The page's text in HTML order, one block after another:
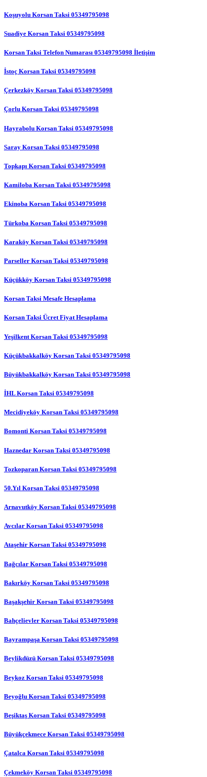
Koşuyolu Korsan Taksi 05349795098
Suadiye Korsan Taksi 05349795098
Korsan Taksi Telefon Numarası 05349795098 İletişim
İstoç Korsan Taksi 05349795098
Çerkezköy Korsan Taksi 05349795098
Çorlu Korsan Taksi 05349795098
Hayrabolu Korsan Taksi 05349795098
Saray Korsan Taksi 05349795098
Topkapı Korsan Taksi 05349795098
Kamiloba Korsan Taksi 05349795098
Ekinoba Korsan Taksi 05349795098
Türkoba Korsan Taksi 05349795098
Karaköy Korsan Taksi 05349795098
Parseller Korsan Taksi 05349795098
Küçükköy Korsan Taksi 05349795098
Korsan Taksi Mesafe Hesaplama
Korsan Taksi Ücret Fiyat Hesaplama
Yeşilkent Korsan Taksi 05349795098
Küçükbakkalköy Korsan Taksi 05349795098
Büyükbakkalköy Korsan Taksi 05349795098
İHL Korsan Taksi 05349795098
Mecidiyeköy Korsan Taksi 05349795098
Bomonti Korsan Taksi 05349795098
Haznedar Korsan Taksi 05349795098
Tozkoparan Korsan Taksi 05349795098
50.Yıl Korsan Taksi 05349795098
Arnavutköy Korsan Taksi 05349795098
Avcılar Korsan Taksi 05349795098
Ataşehir Korsan Taksi 05349795098
Bağcılar Korsan Taksi 05349795098
Bakırköy Korsan Taksi 05349795098
Başakşehir Korsan Taksi 05349795098
Bahçelievler Korsan Taksi 05349795098
Bayrampaşa Korsan Taksi 05349795098
Beylikdüzü Korsan Taksi 05349795098
Beykoz Korsan Taksi 05349795098
Beyoğlu Korsan Taksi 05349795098
Beşiktaş Korsan Taksi 05349795098
Büyükçekmece Korsan Taksi 05349795098
Çatalca Korsan Taksi 05349795098
Çekmeköy Korsan Taksi 05349795098